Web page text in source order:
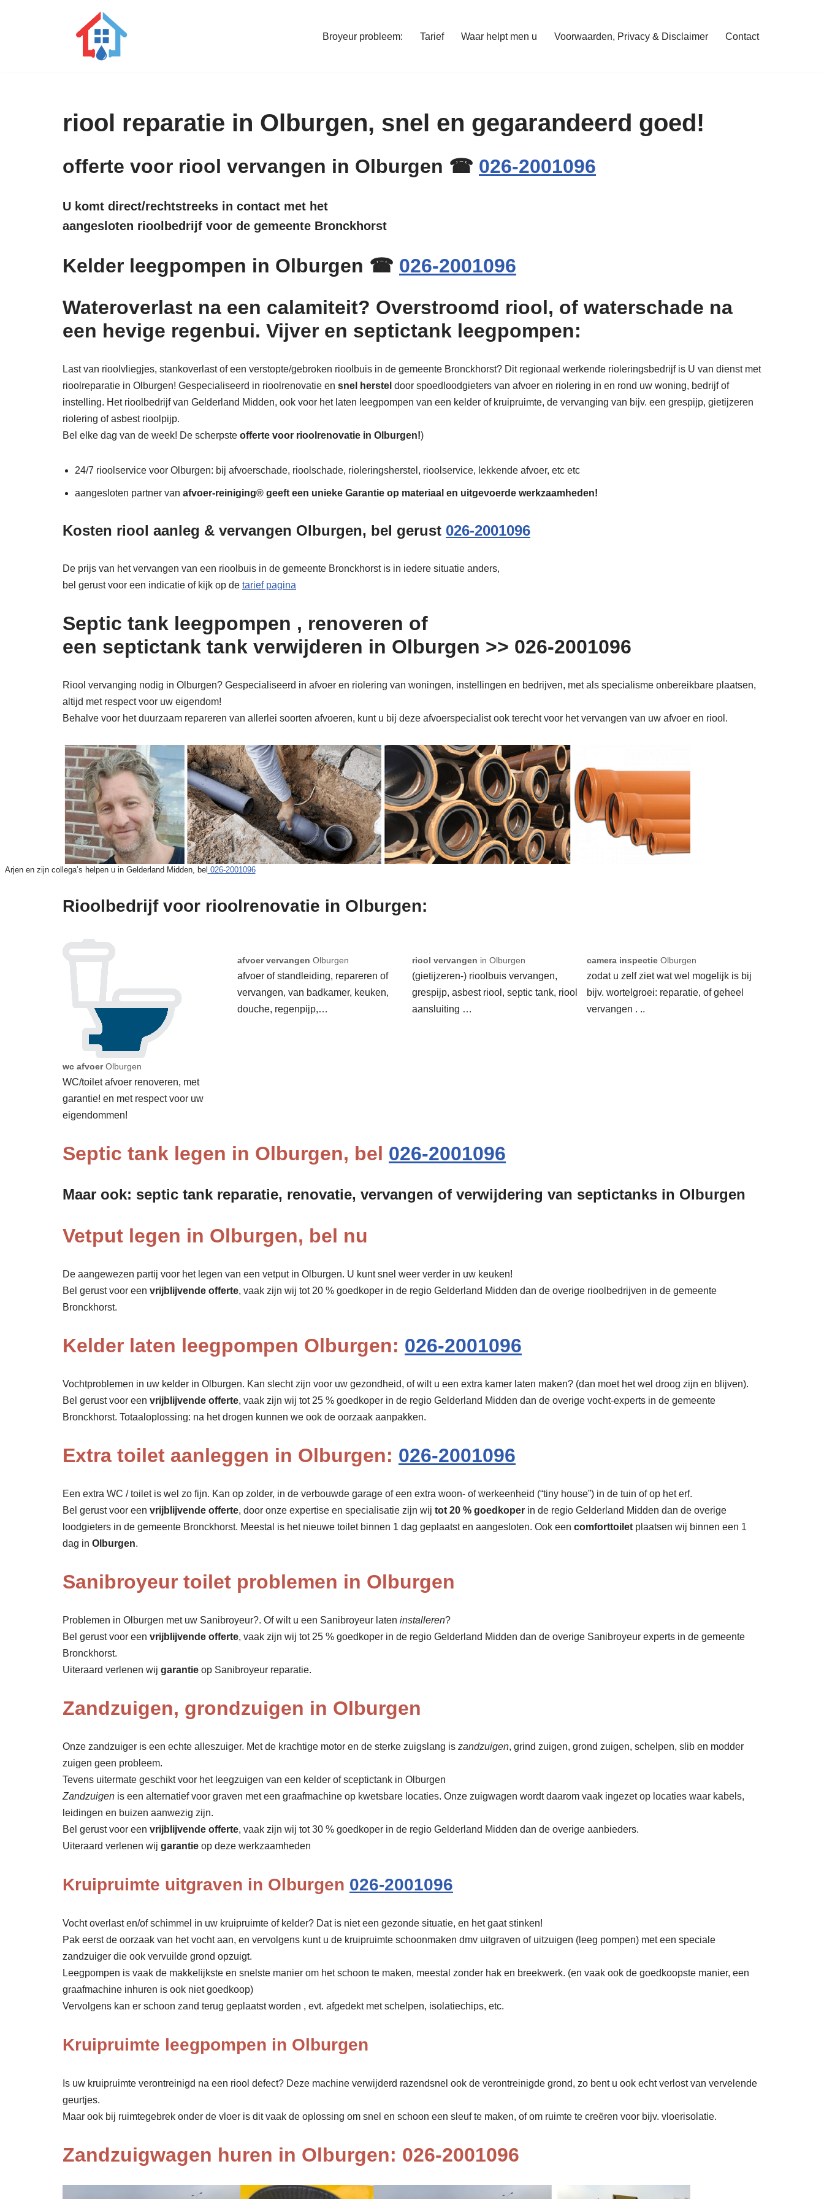
Broyeur probleem: Tarief Waar helpt men u Voorwaarden, Privacy & Disclaimer Contact
riool reparatie in Olburgen, snel en gegarandeerd goed!
offerte voor riool vervangen in Olburgen ☎ 026-2001096
U komt direct/rechtstreeks in contact met het
aangesloten rioolbedrijf voor de gemeente Bronckhorst
Kelder leegpompen in Olburgen ☎ 026-2001096
Wateroverlast na een calamiteit? Overstroomd riool, of waterschade na
een hevige regenbui. Vijver en septictank leegpompen:
Last van rioolvliegjes, stankoverlast of een verstopte/gebroken rioolbuis in de gemeente Bronckhorst? Dit regionaal werkende rioleringsbedrijf is U van dienst met
rioolreparatie in Olburgen! Gespecialiseerd in rioolrenovatie en snel herstel door spoedloodgieters van afvoer en riolering in en rond uw woning, bedrijf of
instelling. Het rioolbedrijf van Gelderland Midden, ook voor het laten leegpompen van een kelder of kruipruimte, de vervanging van bijv. een grespijp, gietijzeren
riolering of asbest rioolpijp.
Bel elke dag van de week! De scherpste offerte voor rioolrenovatie in Olburgen!)
24/7 rioolservice voor Olburgen: bij afvoerschade, rioolschade, rioleringsherstel, rioolservice, lekkende afvoer, etc etc
aangesloten partner van afvoer-reiniging® geeft een unieke Garantie op materiaal en uitgevoerde werkzaamheden!
Kosten riool aanleg & vervangen Olburgen, bel gerust 026-2001096
De prijs van het vervangen van een rioolbuis in de gemeente Bronckhorst is in iedere situatie anders,
bel gerust voor een indicatie of kijk op de tarief pagina
Septic tank leegpompen , renoveren of
een septictank tank verwijderen in Olburgen >> 026-2001096
Riool vervanging nodig in Olburgen? Gespecialiseerd in afvoer en riolering van woningen, instellingen en bedrijven, met als specialisme onbereikbare plaatsen,
altijd met respect voor uw eigendom!
Behalve voor het duurzaam repareren van allerlei soorten afvoeren, kunt u bij deze afvoerspecialist ook terecht voor het vervangen van uw afvoer en riool.
Arjen en zijn collega’s helpen u in Gelderland Midden, bel 026-2001096
Rioolbedrijf voor rioolrenovatie in Olburgen:
wc afvoerOlburgen
WC/toilet afvoer renoveren, met
garantie! en met respect voor uw
eigendommen!
afvoer vervangen Olburgen
afvoer of standleiding, repareren of
vervangen, van badkamer, keuken,
douche, regenpijp,…
riool vervangen in Olburgen
(gietijzeren-) rioolbuis vervangen,
grespijp, asbest riool, septic tank, riool
aansluiting …
camera inspectie Olburgen
zodat u zelf ziet wat wel mogelijk is bij
bijv. wortelgroei: reparatie, of geheel
vervangen . ..
Septic tank legen in Olburgen, bel 026-2001096
Maar ook: septic tank reparatie, renovatie, vervangen of verwijdering van septictanks in Olburgen
Vetput legen in Olburgen, bel nu
De aangewezen partij voor het legen van een vetput in Olburgen. U kunt snel weer verder in uw keuken!
Bel gerust voor een vrijblijvende offerte, vaak zijn wij tot 20 % goedkoper in de regio Gelderland Midden dan de overige rioolbedrijven in de gemeente
Bronckhorst.
Kelder laten leegpompen Olburgen: 026-2001096
Vochtproblemen in uw kelder in Olburgen. Kan slecht zijn voor uw gezondheid, of wilt u een extra kamer laten maken? (dan moet het wel droog zijn en blijven).
Bel gerust voor een vrijblijvende offerte, vaak zijn wij tot 25 % goedkoper in de regio Gelderland Midden dan de overige vocht-experts in de gemeente
Bronckhorst. Totaaloplossing: na het drogen kunnen we ook de oorzaak aanpakken.
Extra toilet aanleggen in Olburgen: 026-2001096
Een extra WC / toilet is wel zo fijn. Kan op zolder, in de verbouwde garage of een extra woon- of werkeenheid (“tiny house”) in de tuin of op het erf.
Bel gerust voor een vrijblijvende offerte, door onze expertise en specialisatie zijn wij tot 20 % goedkoper in de regio Gelderland Midden dan de overige
loodgieters in de gemeente Bronckhorst. Meestal is het nieuwe toilet binnen 1 dag geplaatst en aangesloten. Ook een comforttoilet plaatsen wij binnen een 1
dag in Olburgen.
Sanibroyeur toilet problemen in Olburgen
Problemen in Olburgen met uw Sanibroyeur?. Of wilt u een Sanibroyeur laten installeren?
Bel gerust voor een vrijblijvende offerte, vaak zijn wij tot 25 % goedkoper in de regio Gelderland Midden dan de overige Sanibroyeur experts in de gemeente
Bronckhorst.
Uiteraard verlenen wij garantie op Sanibroyeur reparatie.
Zandzuigen, grondzuigen in Olburgen
Onze zandzuiger is een echte alleszuiger. Met de krachtige motor en de sterke zuigslang is zandzuigen, grind zuigen, grond zuigen, schelpen, slib en modder
zuigen geen probleem.
Tevens uitermate geschikt voor het leegzuigen van een kelder of sceptictank in Olburgen
Zandzuigen is een alternatief voor graven met een graafmachine op kwetsbare locaties. Onze zuigwagen wordt daarom vaak ingezet op locaties waar kabels,
leidingen en buizen aanwezig zijn.
Bel gerust voor een vrijblijvende offerte, vaak zijn wij tot 30 % goedkoper in de regio Gelderland Midden dan de overige aanbieders.
Uiteraard verlenen wij garantie op deze werkzaamheden
Kruipruimte uitgraven in Olburgen 026-2001096
Vocht overlast en/of schimmel in uw kruipruimte of kelder? Dat is niet een gezonde situatie, en het gaat stinken!
Pak eerst de oorzaak van het vocht aan, en vervolgens kunt u de kruipruimte schoonmaken dmv uitgraven of uitzuigen (leeg pompen) met een speciale
zandzuiger die ook vervuilde grond opzuigt.
Leegpompen is vaak de makkelijkste en snelste manier om het schoon te maken, meestal zonder hak en breekwerk. (en vaak ook de goedkoopste manier, een
graafmachine inhuren is ook niet goedkoop)
Vervolgens kan er schoon zand terug geplaatst worden , evt. afgedekt met schelpen, isolatiechips, etc.
Kruipruimte leegpompen in Olburgen
Is uw kruipruimte verontreinigd na een riool defect? Deze machine verwijderd razendsnel ook de verontreinigde grond, zo bent u ook echt verlost van vervelende
geurtjes.
Maar ook bij ruimtegebrek onder de vloer is dit vaak de oplossing om snel en schoon een sleuf te maken, of om ruimte te creëren voor bijv. vloerisolatie.
Zandzuigwagen huren in Olburgen: 026-2001096